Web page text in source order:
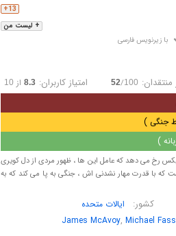
+ لیست من
13+
با زیرنویس فارسی
منتقدان: 52/100 امتیاز کاربران: 8.3 از 10
جنگی )
)
رخ می دهد که عامل این ها ، ظهور مردی از دل کویری
که با قدرت مهار نشدنی اش ، جنگی به پا می کند که به
کشور: ایالات متحده
James McAvoy, Michael